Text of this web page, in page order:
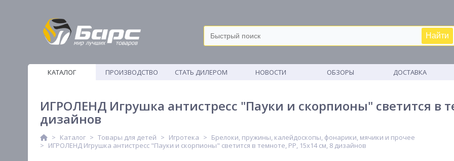
Найти
КАТАЛОГ
ПРОИЗВОДСТВО
СТАТЬ ДИЛЕРОМ НОВОСТИ ОБЗОРЫ ДОСТАВКА
ИГРОЛЕНД Игрушка антистресс "Пауки и скорпионы" светится в
дизайнов
Каталог Товары для детей Игротека
Брелоки, пружины, калейдоскопы, фонарики, мячики и прочее
ИГРОЛЕНД Игрушка антистресс "Пауки и скорпионы" светится в темноте, PP, 15х14 см, 8 дизайнов